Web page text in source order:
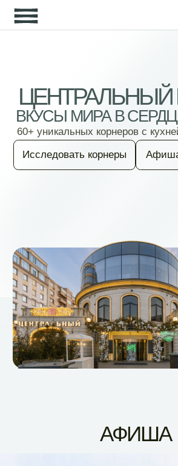
ВКУСЫ МИРА В СЕРДЦЕ МОСКВЫ
60+ уникальных корнеров с кухней со всего света
Исследовать корнеры Афиша мероприятий
АФИША